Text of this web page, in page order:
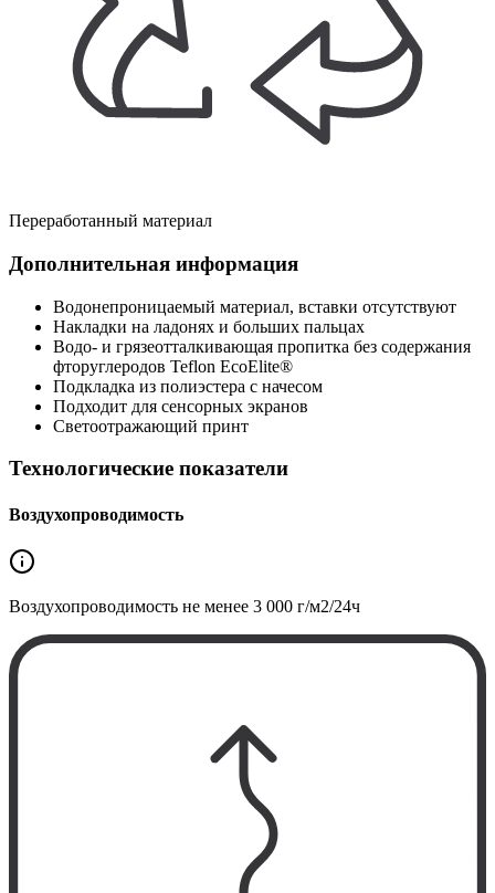
Переработанный материал
Дополнительная информация
Водонепроницаемый материал, вставки отсутствуют
Накладки на ладонях и больших пальцах
Водо- и грязеотталкивающая пропитка без содержания
фторуглеродов Teflon EcoElite®
Подкладка из полиэстера с начесом
Подходит для сенсорных экранов
Светоотражающий принт
Технологические показатели
Воздухопроводимость
Воздухопроводимость не менее 3 000 г/м2/24ч